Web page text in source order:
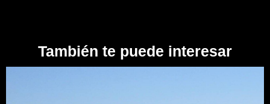
También te puede interesar